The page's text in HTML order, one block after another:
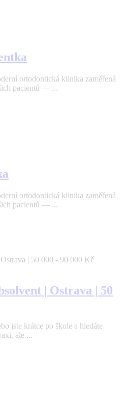
ortodontická klinika zaměřená
pacientů — ...
ortodontická klinika zaměřená
pacientů — ...
| Ostrava | 50
jste krátce po škole a hledáte
ale ...